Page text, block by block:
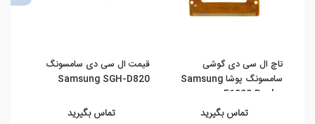
تاچ ال سی دی گوشی
سامسونگ پوشا Samsung
E1200 Pusha
تماس بگیرید
قیمت ال سی دی سامسونگ
Samsung SGH-D820
تماس بگیرید